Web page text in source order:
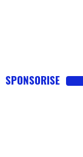
SPONSORISE